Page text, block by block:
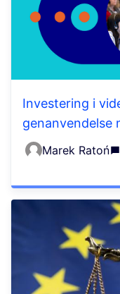
Investering i
genanvendelse
Marek Ratoń